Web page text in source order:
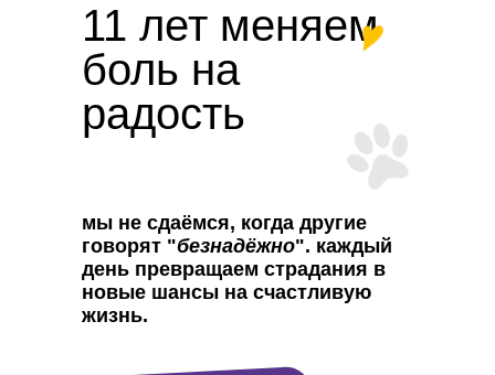
мы не сдаёмся, когда другие
говорят "безнадёжно". каждый
день превращаем страдания в
новые шансы на счастливую
жизнь.
11 лет меняем
боль на
радость